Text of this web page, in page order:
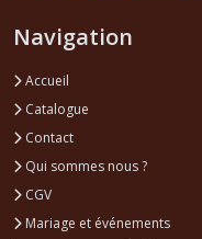
Navigation
Accueil
Catalogue
Contact
Qui sommes nous ?
CGV
Mariage et événements